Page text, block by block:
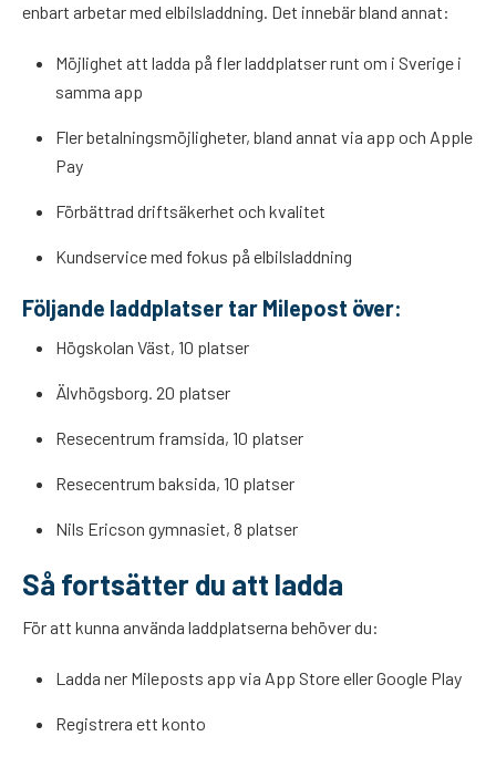
enbart arbetar med elbilsladdning. Det innebär bland annat:
Möjlighet att ladda på fler laddplatser runt om i Sverige i
samma app
Fler betalningsmöjligheter, bland annat via app och Apple
Pay
Förbättrad driftsäkerhet och kvalitet
Kundservice med fokus på elbilsladdning
Följande laddplatser tar Milepost över:
Högskolan Väst, 10 platser
Älvhögsborg. 20 platser
Resecentrum framsida, 10 platser
Resecentrum baksida, 10 platser
Nils Ericson gymnasiet, 8 platser
Så fortsätter du att ladda
För att kunna använda laddplatserna behöver du:
Ladda ner Mileposts app via App Store eller Google Play
Registrera ett konto